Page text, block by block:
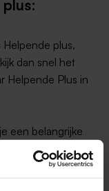
plus,
dan snel het
Helpende Plus in
een belangrijke
en
met algemene
het helpen met